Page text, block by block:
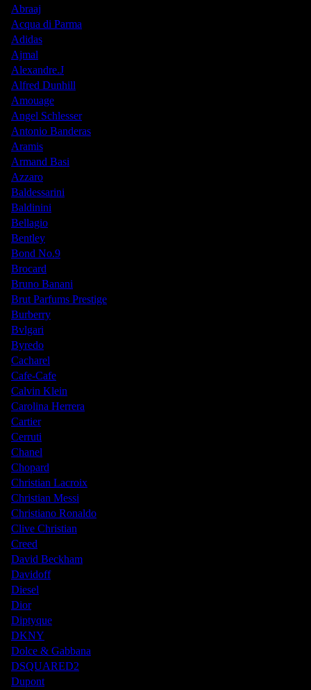
Abraaj
Acqua di Parma
Adidas
Ajmal
Alexandre.J
Alfred Dunhill
Amouage
Angel Schlesser
Antonio Banderas
Aramis
Armand Basi
Azzaro
Baldessarini
Baldinini
Bellagio
Bentley
Bond No.9
Brocard
Bruno Banani
Brut Parfums Prestige
Burberry
Bvlgari
Byredo
Cacharel
Cafe-Cafe
Calvin Klein
Carolina Herrera
Cartier
Cerruti
Chanel
Chopard
Christian Lacroix
Christian Messi
Christiano Ronaldo
Clive Christian
Creed
David Beckham
Davidoff
Diesel
Dior
Diptyque
DKNY
Dolce & Gabbana
DSQUARED2
Dupont